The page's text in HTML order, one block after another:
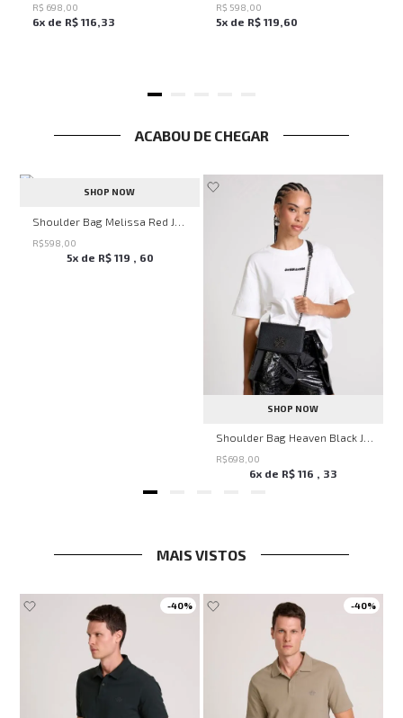
R$ 698 00
6x de R$ 116 33
R$ 598 00
5x de R$ 119 60
ACABOU DE CHEGAR
SHOP NOW
R$598 00
5x de R$ 119 60
SHOP NOW
R$698 00
6x de R$ 116 , 33
MAIS VISTOS
-40% -40%